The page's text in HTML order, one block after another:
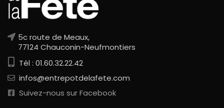
5c route de Meaux,
77124 Chauconin-Neufmontiers
Tél : 01.60.32.22.42
infos@entrepotdelafete.com
Suivez-nous sur Facebook